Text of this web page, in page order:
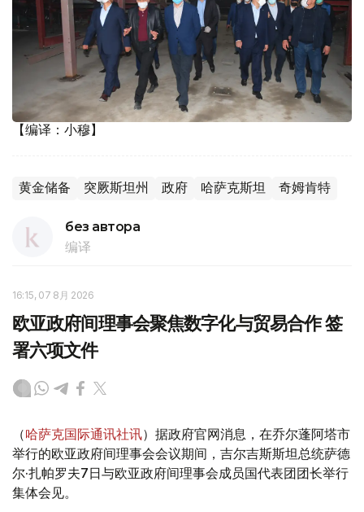
【编译：小穆】
黄金储备 突厥斯坦州 政府 哈萨克斯坦 奇姆肯特
без автора
编译
16:15, 07 8月 2026
欧亚政府间理事会聚焦数字化与贸易合作 签
署六项文件
（哈萨克国际通讯社讯）据政府官网消息，在乔尔蓬阿塔市
举行的欧亚政府间理事会会议期间，吉尔吉斯斯坦总统萨德
尔·扎帕罗夫7日与欧亚政府间理事会成员国代表团团长举行
集体会见。